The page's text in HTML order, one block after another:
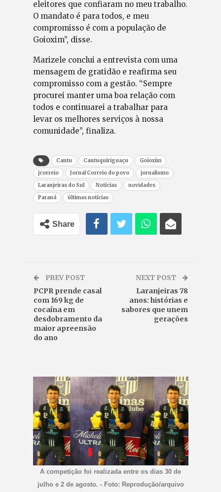
eleitores que confiaram no meu trabalho.
O mandato é para todos, e meu
compromisso é com a população de
Goioxim”, disse.
Marizele conclui a entrevista com uma
mensagem de gratidão e reafirma seu
compromisso com a gestão. “Sempre
procurei manter uma boa relação com
todos e continuarei a trabalhar para
levar os melhores serviços à nossa
comunidade”, finaliza.
Cantu Cantuquiriguaçu
Goioxim
jcorreio
Jornal Correio do povo
jornalismo
Laranjeiras do Sul
Notícias
novidades
Paraná
últimas notícias
Share
PREV POST
PCPR prende casal
com 169 kg de
cocaína em
desdobramento da
maior apreensão
do ano
NEXT POST
Laranjeiras 78
anos: histórias e
sabores que unem
gerações
A competição foi realizada entre os dias 30 de
julho e 2 de agosto. - Foto: Reprodução/arquivo